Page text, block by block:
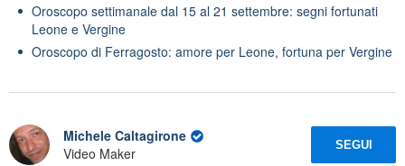
Oroscopo settimanale dal 15 al 21 settembre: segni fortunati
Leone e Vergine
Oroscopo di Ferragosto: amore per Leone, fortuna per Vergine
Michele Caltagirone
Video Maker
SEGUI